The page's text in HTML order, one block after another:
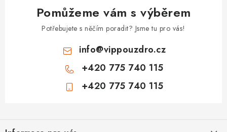
Pomůžeme vám s výběrem
Potřebujete s něčím poradit? Jsme tu pro vás!
info@vippouzdro.cz
+420 775 740 115
+420 775 740 115